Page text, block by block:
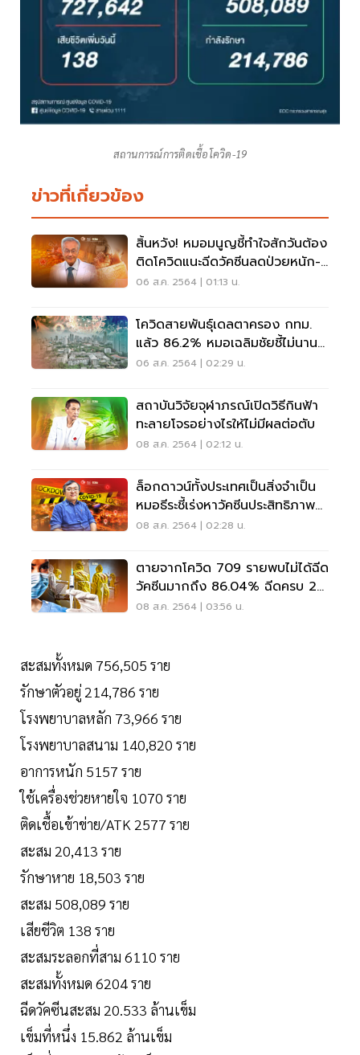
สถานการณ์การติดเชื้อโควิด-19
ข่าวที่เกี่ยวข้อง
สิ้นหวัง! หมอมนูญชี้ทำใจสักวันต้อง
ติดโควิดแนะฉีดวัคซีนลดป่วยหนัก-
ตาย
06 ส.ค. 2564 | 01:13 น.
โควิดสายพันธุ์เดลตาครอง กทม.
แล้ว 86.2% หมอเฉลิมชัยชี้ไม่นาน
ระบาดทั่วไทย
06 ส.ค. 2564 | 02:29 น.
สถาบันวิจัยจุฬาภรณ์เปิดวิธีกินฟ้า
ทะลายโจรอย่างไรให้ไม่มีผลต่อตับ
08 ส.ค. 2564 | 02:12 น.
ล็อกดาวน์ทั้งประเทศเป็นสิ่งจำเป็น
หมอธีระชี้เร่งหาวัคซีนประสิทธิภาพ
สูง
08 ส.ค. 2564 | 02:28 น.
ตายจากโควิด 709 รายพบไม่ได้ฉีด
วัคซีนมากถึง 86.04% ฉีดครบ 2
เข็มตาย 0.28%
08 ส.ค. 2564 | 03:56 น.
สะสมทั้งหมด 756,505 ราย
รักษาตัวอยู่ 214,786 ราย
โรงพยาบาลหลัก 73,966 ราย
โรงพยาบาลสนาม 140,820 ราย
อาการหนัก 5157 ราย
ใช้เครื่องช่วยหายใจ 1070 ราย
ติดเชื้อเข้าข่าย/ATK 2577 ราย
สะสม 20,413 ราย
รักษาหาย 18,503 ราย
สะสม 508,089 ราย
เสียชีวิต 138 ราย
สะสมระลอกที่สาม 6110 ราย
สะสมทั้งหมด 6204 ราย
ฉีดวัคซีนสะสม 20.533 ล้านเข็ม
เข็มที่หนึ่ง 15.862 ล้านเข็ม